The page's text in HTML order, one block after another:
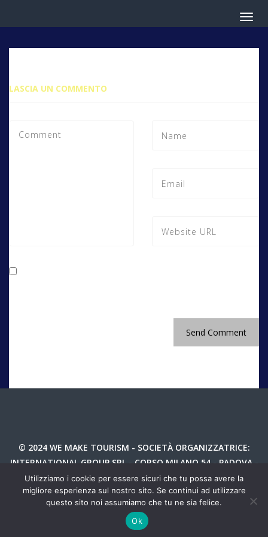
LASCIA UN COMMENTO
© 2024 WE MAKE TOURISM - SOCIETÀ ORGANIZZATRICE:
INTERNATIONAL GROUP SRL - CORSO MILANO 54 - PADOVA -
P.IVA 04987810282
TEL 049 8766730 - INFO@WEMAKETOURIM.IT - P.IVA
04987810282 -PRIVACY
Utilizziamo i cookie per essere sicuri che tu possa avere la
migliore esperienza sul nostro sito. Se continui ad utilizzare
questo sito noi assumiamo che tu ne sia felice.
Ok